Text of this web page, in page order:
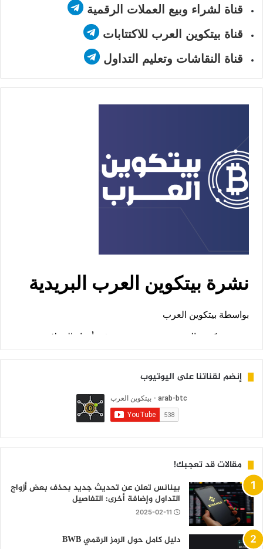
قناة لشراء وبيع العملات الرقمية
قناة بيتكوين العرب للاكتتابات
قناة النقاشات وتعليم التداول
إنضم لقناتنا على اليوتيوب
مقالات قد تعجبك!
بينانس تعلن عن تحديث جديد بحذف بعض أزواج
التداول وإضافة أخرى: التفاصيل
2025-02-11
دليل كامل حول الرمز الرقمي BWB